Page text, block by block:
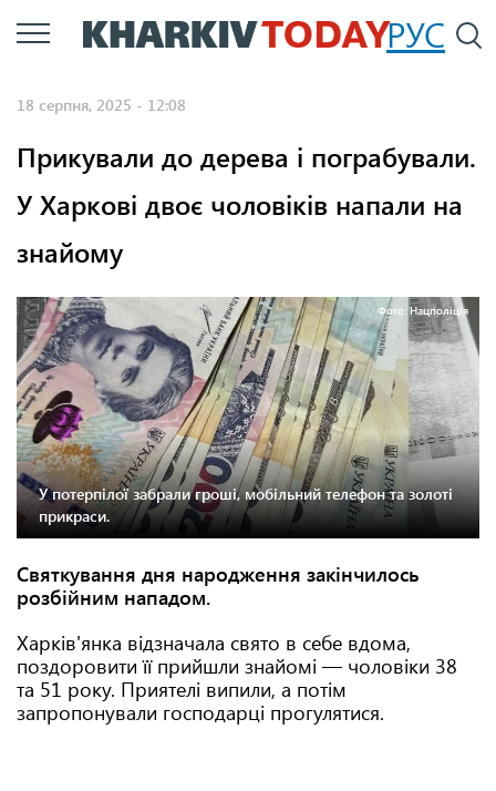
Перейти
до
РУС
18 серпня, 2025 - 12:08
Прикували до дерева і пограбували.
У Харкові двоє чоловіків напали на
знайому
Фото: Нацполіція
У потерпілої забрали гроші, мобільний телефон та золоті
прикраси.
Святкування дня народження закінчилось
розбійним нападом.
Харків'янка відзначала свято в себе вдома,
поздоровити її прийшли знайомі — чоловіки 38
та 51 року. Приятелі випили, а потім
запропонували господарці прогулятися.